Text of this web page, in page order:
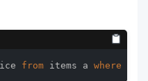
from items a where